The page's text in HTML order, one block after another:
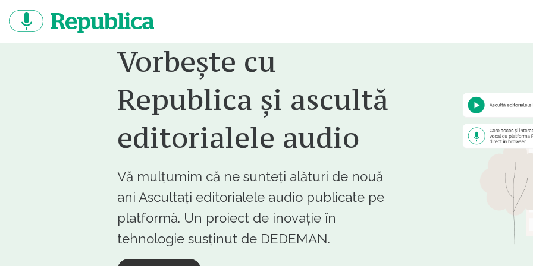
continut
Vorbește cu
Republica și ascultă
editorialele audio
Vă mulțumim că ne sunteți alături de nouă
ani Ascultați editorialele audio publicate pe
platformă. Un proiect de inovație în
tehnologie susținut de DEDEMAN.